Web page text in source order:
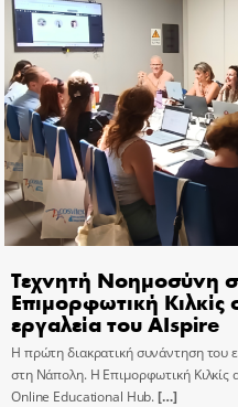
Τεχνητή Νοημοσύνη
Επιμορφωτική
εργαλεία του AIspire
Η πρώτη διακρατική συνάντηση του
στη Νάπολη. Η Επιμορφωτική
Online Educational Hub.[…]